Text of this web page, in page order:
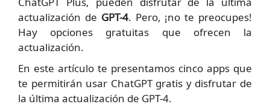
actualización de GPT-4. Pero, ¡no te preocupes!
Hay opciones gratuitas que ofrecen la
actualización.
En este artículo te presentamos cinco apps que
te permitirán usar ChatGPT gratis y disfrutar de
la última actualización de GPT-4.